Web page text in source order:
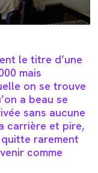
le titre d’une
mais
on se trouve
a beau se
sans aucune
carrière et pire,
rarement
comme